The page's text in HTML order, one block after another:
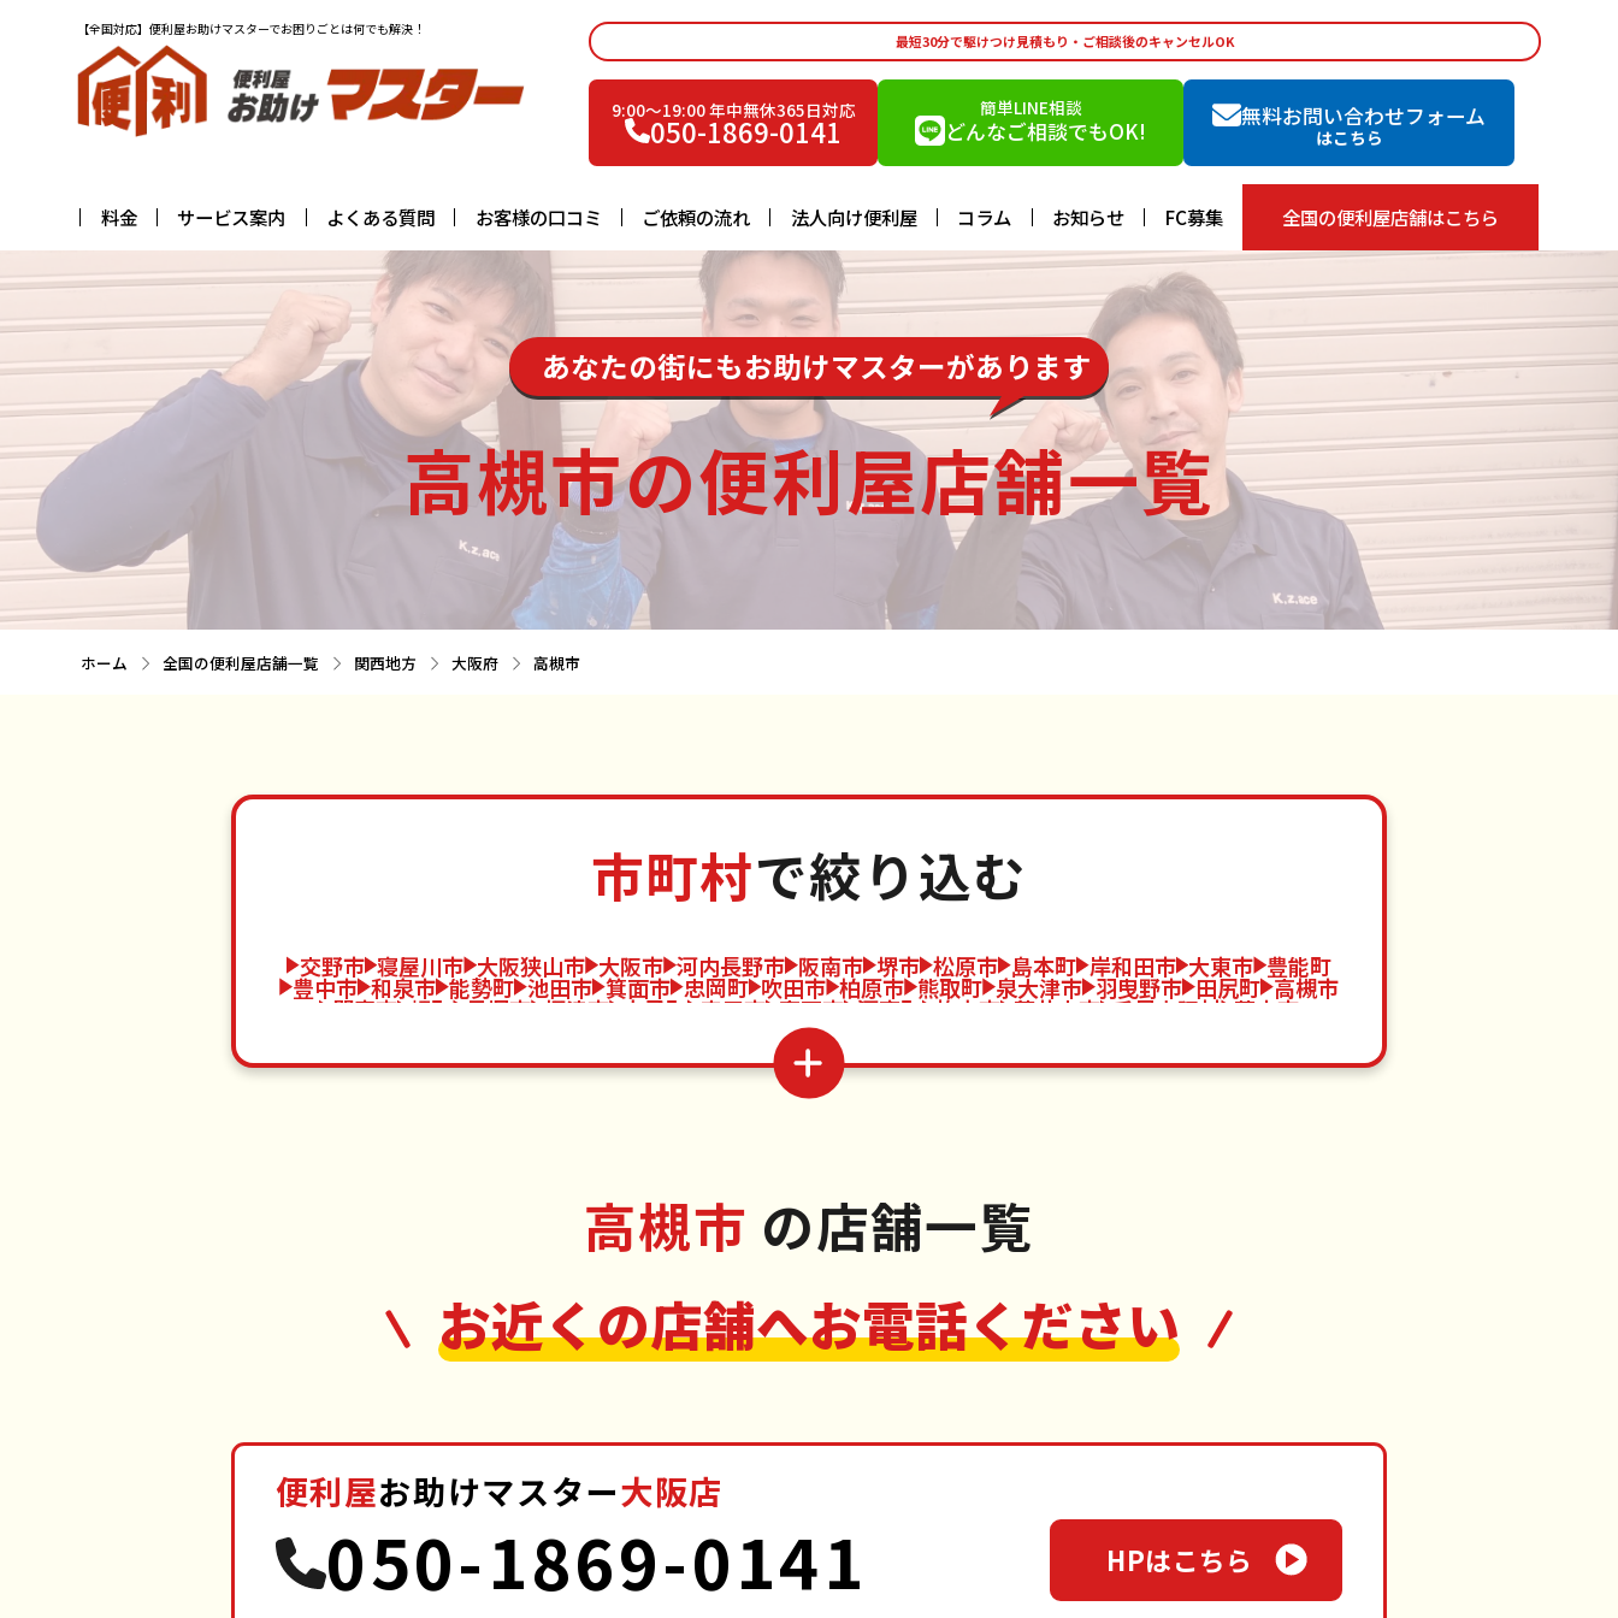
【全国対応】便利屋お助けマスターでお困りごとは何でも解決！
最短30分で駆けつけ見積もり・ご相談後のキャンセルOK
9:00〜19:00 年中無休365日対応
050-1869-0141
簡単LINE相談
どんなご相談でもOK!
無料お問い合わせフォーム
はこちら
料金 サービス案内 よくある質問 お客様の口コミ ご依頼の流れ 法人向け便利屋 コラム お知らせ FC募集 全国の便利屋店舗はこちら
あなたの街にもお助けマスターがあります
高槻市の便利屋店舗一覧
ホーム 全国の便利屋店舗一覧 関西地方 大阪府 高槻市
市町村で絞り込む
交野市 寝屋川市 大阪狭山市 大阪市 河内長野市 阪南市 堺市 松原市 島本町 岸和田市 大東市 豊能町
豊中市 和泉市 能勢町 池田市 箕面市 忠岡町 吹田市 柏原市 熊取町 泉大津市 羽曳野市 田尻町 高槻市
門真市 岬町 貝塚市 摂津市 太子町 守口市 高石市 河南町 枚方市 藤井寺市 千早赤阪村 茨木市
泉南市
高槻市 の店舗一覧
お近くの店舗へお電話ください
便利屋お助けマスター大阪店
050-1869-0141 HPはこちら